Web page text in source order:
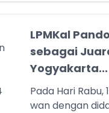
LPMKal
sebagai
Yogyakarta...
Pada Hari Rabu,
wan dengan